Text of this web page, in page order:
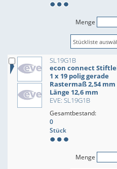
Menge
SL19G1B
econ connect
1 x 19 polig gerade
Rastermaß 2,54 mm
Länge 12,6 mm
EVE: SL19G1B
Gesamtbestand:
0
Stück
Menge